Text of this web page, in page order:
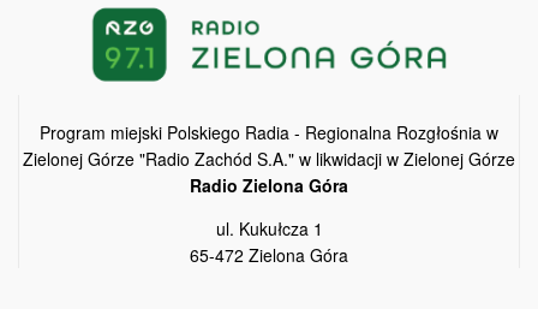
Program miejski Polskiego Radia - Regionalna Rozgłośnia w
Zielonej Górze "Radio Zachód S.A." w likwidacji w Zielonej Górze
Radio Zielona Góra
ul. Kukułcza 1
65-472 Zielona Góra